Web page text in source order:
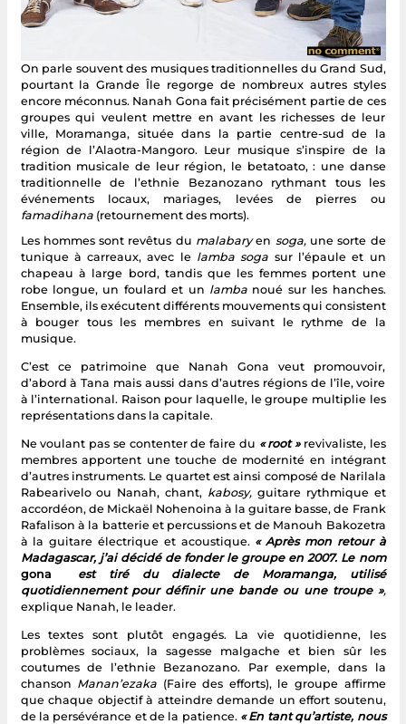
On parle souvent des musiques traditionnelles du Grand Sud,
pourtant la Grande Île regorge de nombreux autres styles
encore méconnus. Nanah Gona fait précisément partie de ces
groupes qui veulent mettre en avant les richesses de leur
ville, Moramanga, située dans la partie centre-sud de la
région de l’Alaotra-Mangoro. Leur musique s’inspire de la
tradition musicale de leur région, le betatoato, : une danse
traditionnelle de l’ethnie Bezanozano rythmant tous les
événements locaux, mariages, levées de pierres ou
famadihana (retournement des morts).
Les hommes sont revêtus du malabaryen soga,une sorte de
tunique à carreaux, avec le lamba soga sur l’épaule et un
chapeau à large bord, tandis que les femmes portent une
robe longue, un foulard et un lambanoué sur les hanches.
Ensemble, ils exécutent différents mouvements qui consistent
à bouger tous les membres en suivant le rythme de la
musique.
C’est ce patrimoine que Nanah Gona veut promouvoir,
d’abord à Tana mais aussi dans d’autres régions de l’île, voire
à l’international. Raison pour laquelle, le groupe multiplie les
représentations dans la capitale.
Ne voulant pas se contenter de faire du « root »revivaliste, les
membres apportent une touche de modernité en intégrant
d’autres instruments. Le quartet est ainsi composé de Narilala
Rabearivelo ou Nanah, chant, kabosy,guitare rythmique et
accordéon, de Mickaël Nohenoina à la guitare basse, de Frank
Rafalison à la batterie et percussions et de Manouh Bakozetra
à la guitare électrique et acoustique. « Après mon retour à
Madagascar, j’ai décidé de fonder le groupe en 2007. Le nom
gona
est tiré du dialecte de Moramanga, utilisé
quotidiennement pour définir une bande ou une troupe »,
explique Nanah, le leader.
Les textes sont plutôt engagés. La vie quotidienne, les
problèmes sociaux, la sagesse malgache et bien sûr les
coutumes de l’ethnie Bezanozano. Par exemple, dans la
chanson Manan’ezaka (Faire des efforts), le groupe affirme
que chaque objectif à atteindre demande un effort soutenu,
de la persévérance et de la patience. « En tant qu’artiste, nous